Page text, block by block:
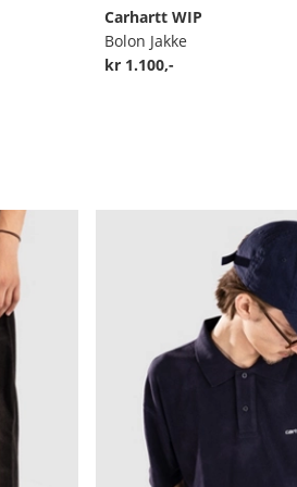
Carhartt WIP
Bolon Jakke
kr 1.100,-